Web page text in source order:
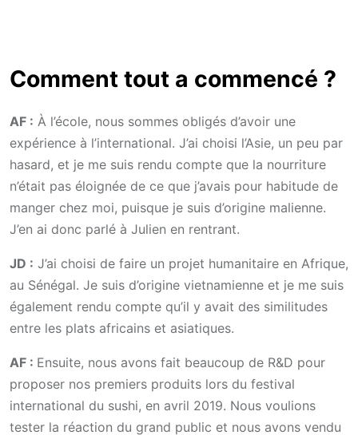
Comment tout a commencé ?
AF : À l’école, nous sommes obligés d’avoir une
expérience à l’international. J’ai choisi l’Asie, un peu par
hasard, et je me suis rendu compte que la nourriture
n’était pas éloignée de ce que j’avais pour habitude de
manger chez moi, puisque je suis d’origine malienne.
J’en ai donc parlé à Julien en rentrant.
JD : J’ai choisi de faire un projet humanitaire en Afrique,
au Sénégal. Je suis d’origine vietnamienne et je me suis
également rendu compte qu’il y avait des similitudes
entre les plats africains et asiatiques.
AF : Ensuite, nous avons fait beaucoup de R&D pour
proposer nos premiers produits lors du festival
international du sushi, en avril 2019. Nous voulions
tester la réaction du grand public et nous avons vendu